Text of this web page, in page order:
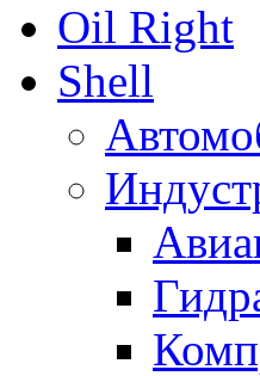
Oil Right
Shell